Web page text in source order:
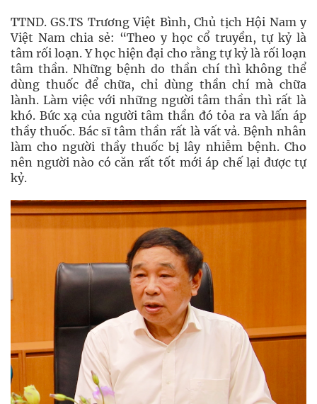
TTND. GS.TS Trương Việt Bình, Chủ tịch Hội Nam y
Việt Nam chia sẻ: “Theo y học cổ truyền, tự kỷ là
tâm rối loạn. Y học hiện đại cho rằng tự kỷ là rối loạn
tâm thần. Những bệnh do thần chí thì không thể
dùng thuốc để chữa, chỉ dùng thần chí mà chữa
lành. Làm việc với những người tâm thần thì rất là
khó. Bức xạ của người tâm thần đó tỏa ra và lấn áp
thầy thuốc. Bác sĩ tâm thần rất là vất vả. Bệnh nhân
làm cho người thầy thuốc bị lây nhiễm bệnh. Cho
nên người nào có căn rất tốt mới áp chế lại được tự
kỷ.